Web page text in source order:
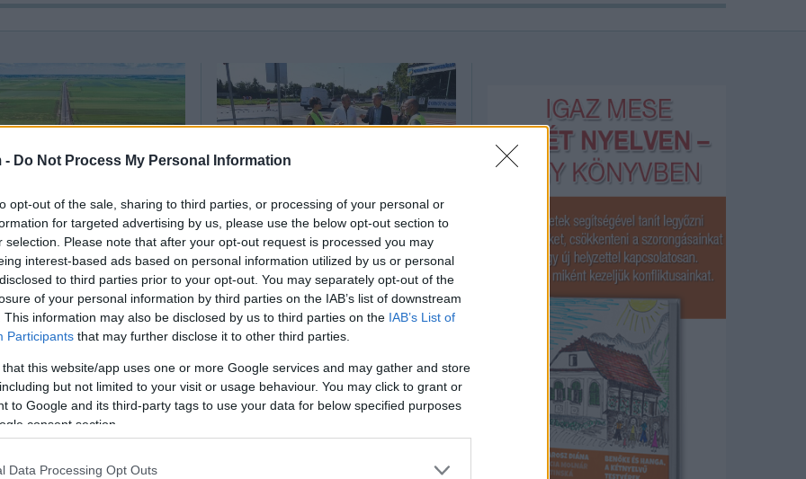
- Do Not Process My Personal Information
opt-out of the sale, sharing to third parties, or processing of your personal or
for targeted advertising by us, please use the below opt-out section to
selection. Please note that after your opt-out request is processed you may
interest-based ads based on personal information utilized by us or personal
to third parties prior to your opt-out. You may separately opt-out of the
of your personal information by third parties on the IAB’s list of downstream
This information may also be disclosed by us to third parties on the IAB’s List of
Participants that may further disclose it to other third parties.
that this website/app uses one or more Google services and may gather and store
but not limited to your visit or usage behaviour. You may click to grant or
to Google and its third-party tags to use your data for below specified purposes
consent section.
Data Processing Opt Outs
13.08:00
az új M83-as?
Sopron | A helyi
képviselő szerint
igaza!
2023. szeptember 9.11:00
Finisben az M83-as főút építése
Gyirmótnál
Győr | Már látszik az építkezés vége
az M83-as főút új győri bevezető
szakaszán. A felmerült néhány
kérdésre Szabó Jenő adott